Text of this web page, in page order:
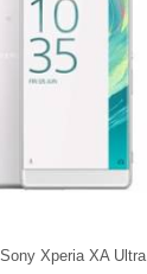
Xperia XA Ultra